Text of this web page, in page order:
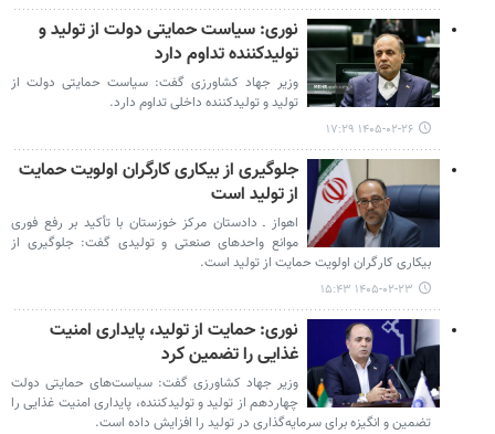
نوری: سیاست حمایتی دولت از تولید و
تولیدکننده تداوم دارد
وزیر جهاد کشاورزی گفت: سیاست حمایتی دولت از
تولید و تولیدکننده داخلی تداوم دارد.
۱۴۰۵-۰۲-۲۶ ۱۷:۲۹
جلوگیری از بیکاری کارگران اولویت حمایت
از تولید است
اهواز ـ دادستان مرکز خوزستان با تأکید بر رفع فوری
موانع واحدهای صنعتی و تولیدی گفت: جلوگیری از
بیکاری کارگران اولویت حمایت از تولید است.
۱۴۰۵-۰۲-۲۳ ۱۵:۴۳
نوری: حمایت از تولید، پایداری امنیت
غذایی را تضمین کرد
وزیر جهاد کشاورزی گفت: سیاست‌های حمایتی دولت
چهاردهم از تولید و تولیدکننده، پایداری امنیت غذایی را
تضمین و انگیزه برای سرمایه‌گذاری در تولید را افزایش داده است.